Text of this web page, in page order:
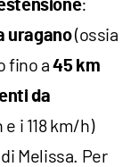
uragano(ossia
fino a 45 km
da
i 118 km/h)
Melissa. Per